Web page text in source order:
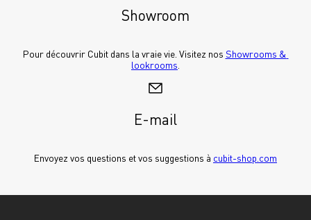
Showroom
Pour découvrir Cubit dans la vraie vie. Visitez nos Showrooms &
lookrooms
E-mail
Envoyez vos questions et vos suggestions à cubit-shop.com